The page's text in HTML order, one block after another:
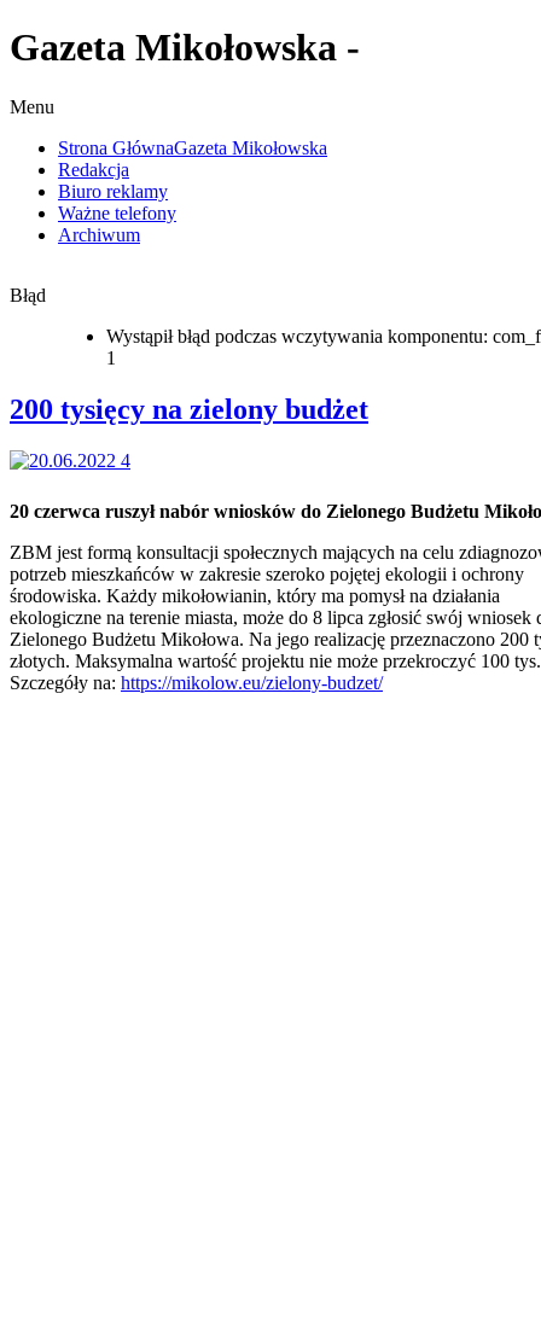
Gazeta Mikołowska -
Menu
Strona GłównaGazeta Mikołowska
Redakcja
Biuro reklamy
Ważne telefony
Archiwum
Błąd
Wystąpił błąd podczas wczytywania komponentu:
1
200 tysięcy na zielony budżet
20 czerwca ruszył nabór wniosków do Zielonego Budżetu
ZBM jest formą konsultacji społecznych mających na celu
potrzeb mieszkańców w zakresie szeroko pojętej ekologii i ochrony
środowiska. Każdy mikołowianin, który ma pomysł na działania
ekologiczne na terenie miasta, może do 8 lipca zgłosić swój wniosek
Zielonego Budżetu Mikołowa. Na jego realizację przeznaczono 200
złotych. Maksymalna wartość projektu nie może przekroczyć 100 tys.
Szczegóły na: https://mikolow.eu/zielony-budzet/